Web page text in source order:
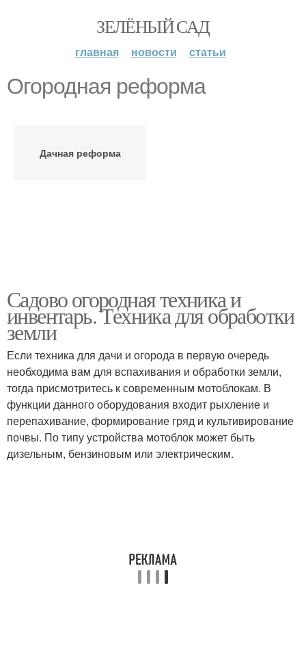
ЗЕЛЁНЫЙ САД
главная новости статьи
Огородная реформа
Дачная реформа
Садово огородная техника и
инвентарь. Техника для обработки
земли
Если техника для дачи и огорода в первую очередь
необходима вам для вспахивания и обработки земли,
тогда присмотритесь к современным мотоблокам. В
функции данного оборудования входит рыхление и
перепахивание, формирование гряд и культивирование
почвы. По типу устройства мотоблок может быть
дизельным, бензиновым или электрическим.